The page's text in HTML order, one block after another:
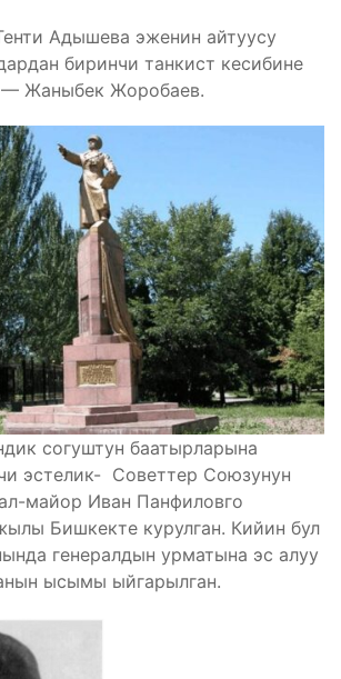
Адышева эженин айтуусу
биринчи танкист кесибине
— Жаныбек Жоробаев.
согуштун баатырларына
эстелик- Советтер Союзунун
майор Иван Панфиловго
Бишкекте курулган. Кийин бул
генералдын урматына эс алуу
ысымы ыйгарылган.